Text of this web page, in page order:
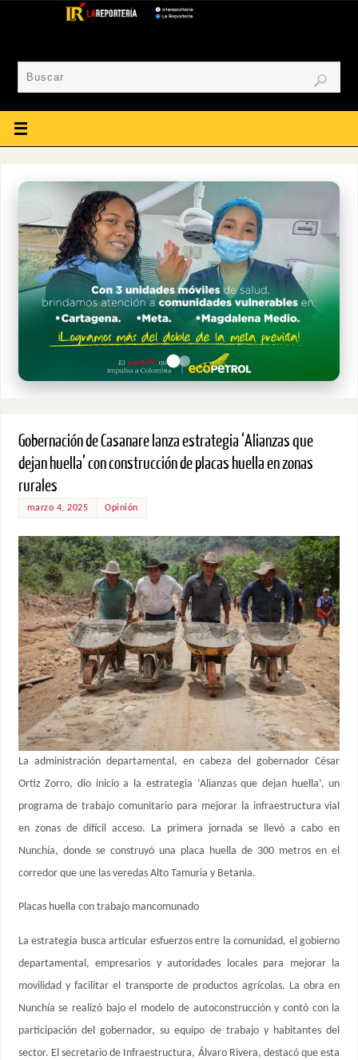
Gobernación de Casanare lanza estrategia ‘Alianzas que
dejan huella’ con construcción de placas huella en zonas
rurales
marzo 4, 2025 Opinión
La administración departamental, en cabeza del gobernador César
Ortiz Zorro, dio inicio a la estrategia ‘Alianzas que dejan huella’, un
programa de trabajo comunitario para mejorar la infraestructura vial
en zonas de difícil acceso. La primera jornada se llevó a cabo en
Nunchía, donde se construyó una placa huella de 300 metros en el
corredor que une las veredas Alto Tamuria y Betania.
Placas huella con trabajo mancomunado
La estrategia busca articular esfuerzos entre la comunidad, el gobierno
departamental, empresarios y autoridades locales para mejorar la
movilidad y facilitar el transporte de productos agrícolas. La obra en
Nunchía se realizó bajo el modelo de autoconstrucción y contó con la
participación del gobernador, su equipo de trabajo y habitantes del
sector. El secretario de Infraestructura, Álvaro Rivera, destacó que esta